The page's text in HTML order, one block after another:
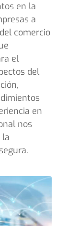
en la
a
comercio
el
del
en
nos